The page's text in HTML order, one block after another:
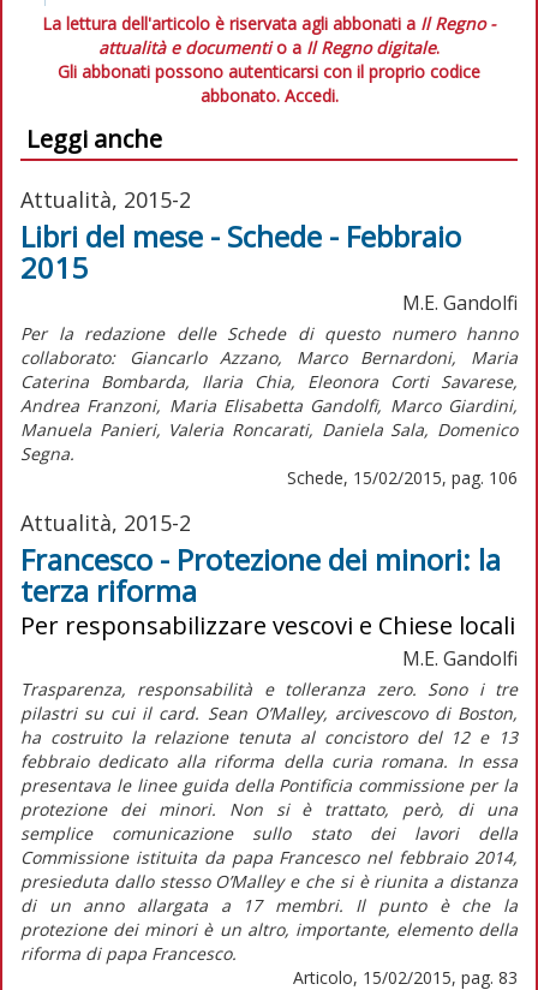
La lettura dell'articolo è riservata agli abbonati a Il Regno -
attualità e documentio a Il Regno digitale.
Gli abbonati possono autenticarsi con il proprio codice
abbonato. Accedi.
Leggi anche
Attualità, 2015-2
Libri del mese - Schede - Febbraio
2015
M.E. Gandolfi
Per la redazione delle Schede di questo numero hanno
collaborato: Giancarlo Azzano, Marco Bernardoni, Maria
Caterina Bombarda, Ilaria Chia, Eleonora Corti Savarese,
Andrea Franzoni, Maria Elisabetta Gandolfi, Marco Giardini,
Manuela Panieri, Valeria Roncarati, Daniela Sala, Domenico
Segna.
Schede, 15/02/2015, pag. 106
Attualità, 2015-2
Francesco - Protezione dei minori: la
terza riforma
Per responsabilizzare vescovi e Chiese locali
M.E. Gandolfi
Trasparenza, responsabilità e tolleranza zero. Sono i tre
pilastri su cui il card. Sean O’Malley, arcivescovo di Boston,
ha costruito la relazione tenuta al concistoro del 12 e 13
febbraio dedicato alla riforma della curia romana. In essa
presentava le linee guida della Pontificia commissione per la
protezione dei minori. Non si è trattato, però, di una
semplice comunicazione sullo stato dei lavori della
Commissione istituita da papa Francesco nel febbraio 2014,
presieduta dallo stesso O’Malley e che si è riunita a distanza
di un anno allargata a 17 membri. Il punto è che la
protezione dei minori è un altro, importante, elemento della
riforma di papa Francesco.
Articolo, 15/02/2015, pag. 83